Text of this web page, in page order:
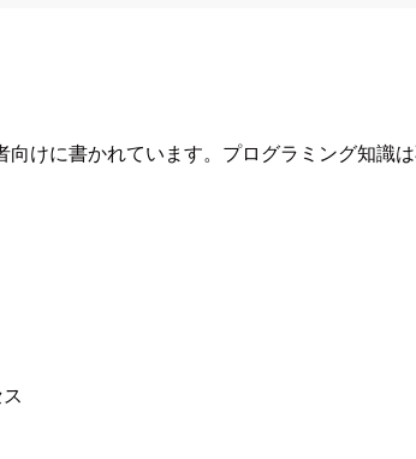
けに書かれています。プログラミング知識